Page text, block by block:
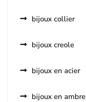
bijoux collier
bijoux creole
bijoux en acier
bijoux en ambre